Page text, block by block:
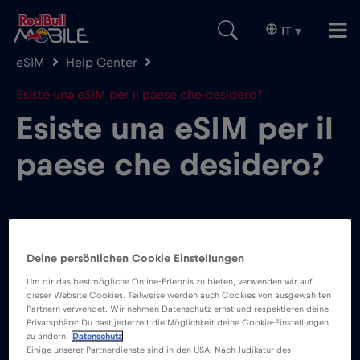
IT ▾
eSIM Help Center
Esiste una eSIM per il paese che desidero?
Esiste una eSIM per il
paese che desidero?
Vuoi sapere se è disponibile una eSIM di Red Bull
MOBILE nel tuo paese o in un paese in cui intendi
recarti?
Deine persönlichen Cookie Einstellungen
Um dir das bestmögliche Online-Erlebnis zu bieten, verwenden wir auf
dieser Website Cookies. Teilweise werden auch Cookies von ausgewählten
Partnern verwendet. Wir nehmen Datenschutz ernst und respektieren deine
Privatsphäre: Du hast jederzeit die Möglichkeit deine Cookie-Einstellungen
zu ändern.
Datenschutz
Einige unserer Partnerdienste sind in den USA. Nach Judikatur des